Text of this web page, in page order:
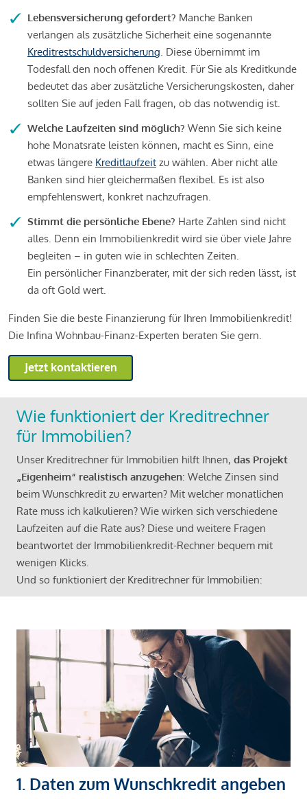
Lebensversicherung gefordert? Manche Banken
verlangen als zusätzliche Sicherheit eine sogenannte
Kreditrestschuldversicherung. Diese übernimmt im
Todesfall den noch offenen Kredit. Für Sie als Kreditkunde
bedeutet das aber zusätzliche Versicherungskosten, daher
sollten Sie auf jeden Fall fragen, ob das notwendig ist.
Welche Laufzeiten sind möglich? Wenn Sie sich keine
hohe Monatsrate leisten können, macht es Sinn, eine
etwas längere Kreditlaufzeit zu wählen. Aber nicht alle
Banken sind hier gleichermaßen flexibel. Es ist also
empfehlenswert, konkret nachzufragen.
Stimmt die persönliche Ebene? Harte Zahlen sind nicht
alles. Denn ein Immobilienkredit wird sie über viele Jahre
begleiten – in guten wie in schlechten Zeiten.
Ein persönlicher Finanzberater, mit der sich reden lässt, ist
da oft Gold wert.
Finden Sie die beste Finanzierung für Ihren Immobilienkredit!
Die Infina Wohnbau-Finanz-Experten beraten Sie gern.
Jetzt kontaktieren
Wie funktioniert der Kreditrechner
für Immobilien?
Unser Kreditrechner für Immobilien hilft Ihnen, das Projekt
„Eigenheim“ realistisch anzugehen: Welche Zinsen sind
beim Wunschkredit zu erwarten? Mit welcher monatlichen
Rate muss ich kalkulieren? Wie wirken sich verschiedene
Laufzeiten auf die Rate aus? Diese und weitere Fragen
beantwortet der Immobilienkredit-Rechner bequem mit
wenigen Klicks.
Und so funktioniert der Kreditrechner für Immobilien:
1. Daten zum Wunschkredit angeben